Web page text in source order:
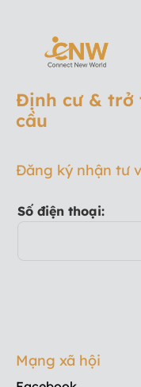
Định cư & trở
cầu
Đăng ký nhận tư
Số điện thoại:
Mạng xã hội